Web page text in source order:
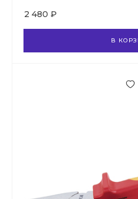
2 480 ₽
В